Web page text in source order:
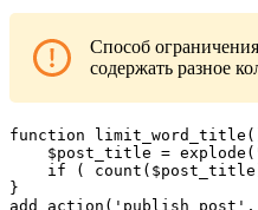
Способ
содержать разное
function
$post_title =
if (
}